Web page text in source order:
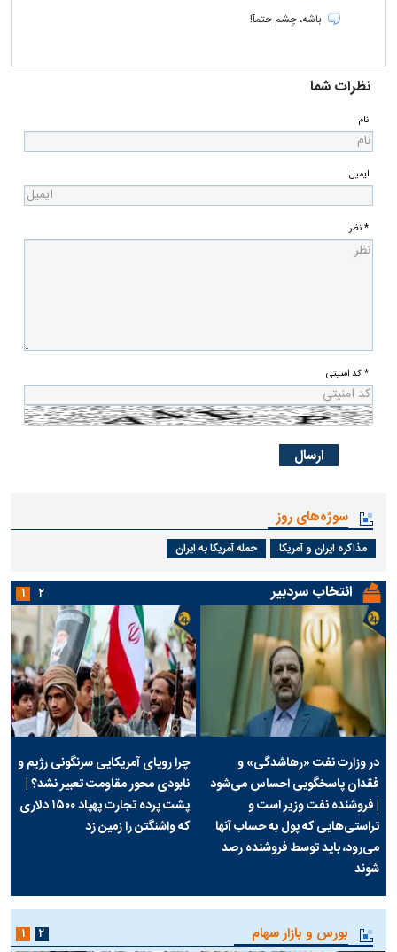
باشه، چشم حتمآ!
نظرات شما
نام
ایمیل
* نظر
* کد امنیتی
سوژه‌های روز
مذاکره ایران و آمریکا حمله آمریکا به ایران
انتخاب سردبیر
در وزارت نفت «رهاشدگی» و
فقدان پاسخگویی احساس می‌شود
| فروشنده نفت وزیر است و
تراستی‌هایی که پول به حساب آنها
می‌رود، باید توسط فروشنده رصد
شوند
چرا رویای آمریکایی سرنگونی رژیم و
نابودی محور مقاومت تعبیر نشد؟ |
پشت پرده تجارت پهپاد‌ ۱۵۰۰ دلاری
که واشنگتن را زمین زد
۱ ۲
بورس و بازار سهام ۱ ۲